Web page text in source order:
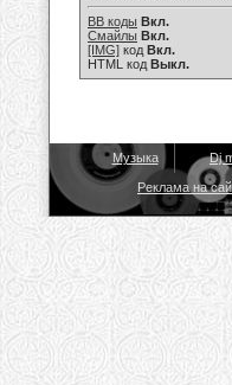
BB коды Вкл.
Смайлы Вкл.
[IMG] код Вкл.
HTML код Выкл.
Музыка Dj
Реклама на